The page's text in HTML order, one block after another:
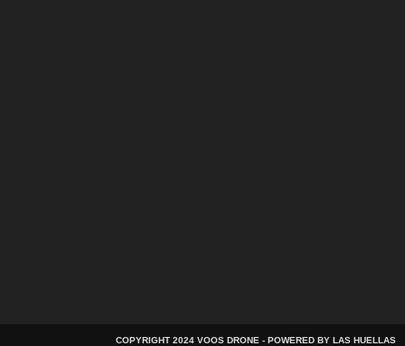
COPYRIGHT 2024 VOOS DRONE - POWERED BY LAS HUELLAS